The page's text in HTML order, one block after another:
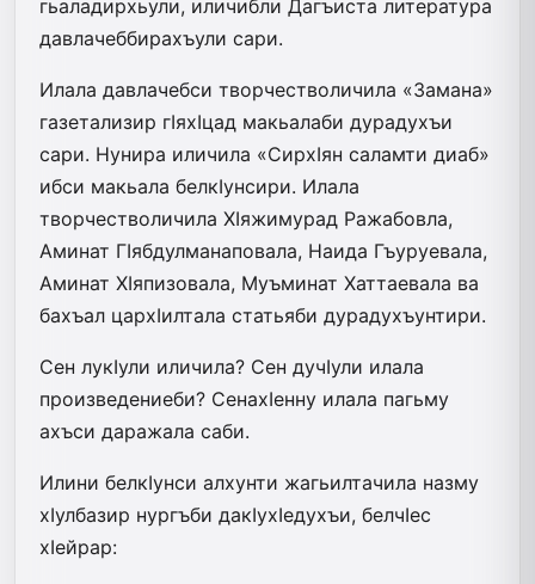
гьаладирхьули, иличибли Дагъиста литература
давлачеббирахъули сари.
Илала давлачебси творчестволичила «Замана»
газетализир гIяхIцад макьалаби дурадухъи
сари. Нунира иличила «СирхIян саламти диаб»
ибси макьала белкIунсири. Илала
творчестволичила ХIяжимурад Ражабовла,
Аминат ГIябдулманаповала, Наида Гъуруевала,
Аминат ХIяпизовала, Муъминат Хаттаевала ва
бахъал цархIилтала статьяби дурадухъунтири.
Сен лукIули иличила? Сен дучIули илала
произведениеби? СенахIенну илала пагьму
ахъси даражала саби.
Илини белкIунси алхунти жагьилтачила назму
хIулбазир нургъби дакIухIедухъи, белчIес
хIейрар: